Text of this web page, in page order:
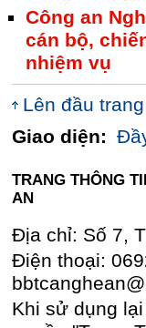
Công an
cán bộ,
nhiệm vụ
Lên đầu trang
Giao diện:
TRANG THÔNG
AN
Địa chỉ: Số 7,
Điện thoại:
Khi sử dụng